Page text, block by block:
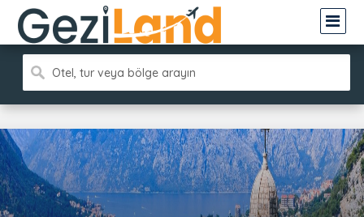
Otel, tur veya bölge arayın